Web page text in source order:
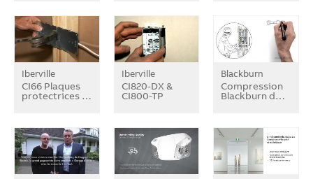
Iberville
CI66 Plaques
protectrices …
Iberville
CI820-DX &
CI800-TP
Blackburn
Compression
Blackburn d…